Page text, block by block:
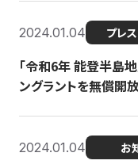
2024.01.04 プレ
「令和6年 能登半島
ングラントを無償開
2024.01.04 お